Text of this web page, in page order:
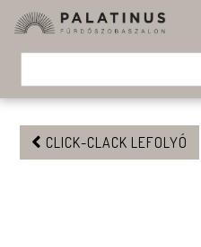
CLICK-CLACK LEFOLYÓ